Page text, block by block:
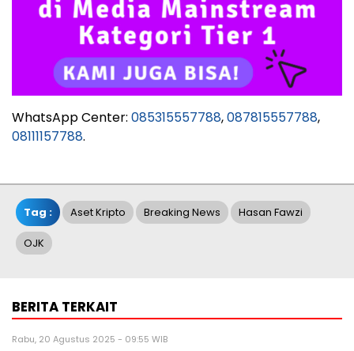
WhatsApp Center: 085315557788,087815557788,
08111157788.
Tag : Aset Kripto Breaking News Hasan Fawzi
OJK
BERITA TERKAIT
Rabu, 20 Agustus 2025 - 09:55 WIB